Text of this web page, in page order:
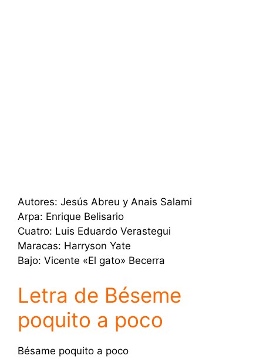
Autores: Jesús Abreu y Anais Salami
Arpa: Enrique Belisario
Cuatro: Luis Eduardo Verastegui
Maracas: Harryson Yate
Bajo: Vicente «El gato» Becerra
Letra de Béseme
poquito a poco
Bésame poquito a poco